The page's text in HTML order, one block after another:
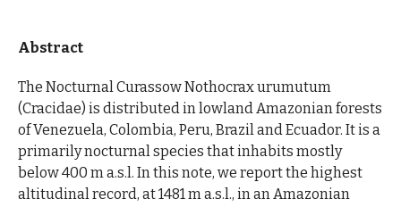
Abstract
The Nocturnal Curassow Nothocrax urumutum
(Cracidae) is distributed in lowland Amazonian forests
of Venezuela, Colombia, Peru, Brazil and Ecuador. It is a
primarily nocturnal species that inhabits mostly
below 400 m a.s.l. In this note, we report the highest
altitudinal record, at 1481 m a.s.l., in an Amazonian